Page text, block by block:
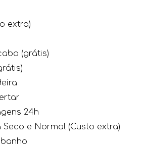
extra)
(grátis)
24h
e Normal (Custo extra)